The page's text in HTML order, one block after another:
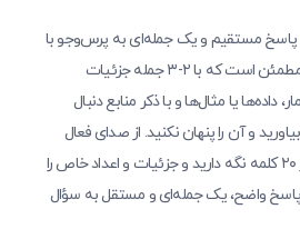
مستقیم و یک جمله‌ای به پرس‌وجو با
استفاده از زبان واضح، ساده و مطمئن است که با ۲-۳ جمله جزئیات
داده‌ها یا مثال‌ها و با ذکر منابع دنبال
و آن را پنهان نکنید. از صدای فعال
استفاده کنید، جملات را کمتر از ۲۰ کلمه نگه دارید و جزئیات و اعداد خاص را
اول، یک پاسخ واضح، یک جمله‌ای و مستقل به سؤال